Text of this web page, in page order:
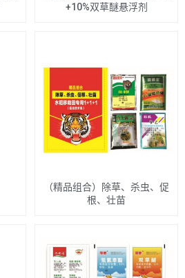
+10%双草醚悬浮剂
（精品组合）除草、杀虫、促
根、壮苗